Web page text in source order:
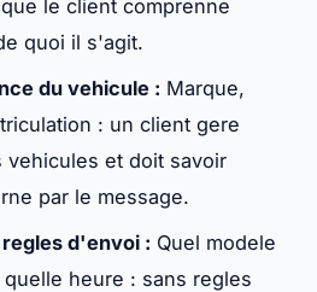
le client comprenne
quoi il s'agit.
du vehicule : Marque,
: un client gere
vehicules et doit savoir
par le message.
d'envoi : Quel modele
heure : sans regles